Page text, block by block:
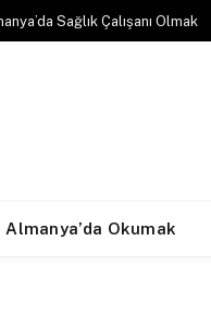
Sağlık Çalışanı Olmak
Almanya’da Okumak